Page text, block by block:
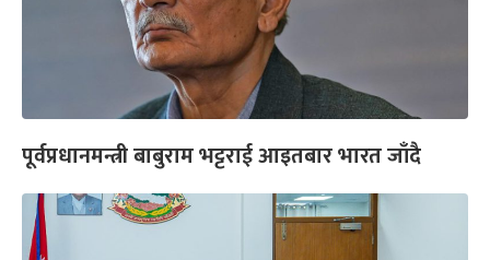
पूर्वप्रधानमन्त्री बाबुराम भट्टराई आइतबार भारत जाँदै